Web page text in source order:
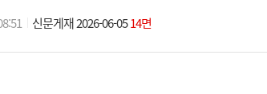
신문게재 2026-06-0514면